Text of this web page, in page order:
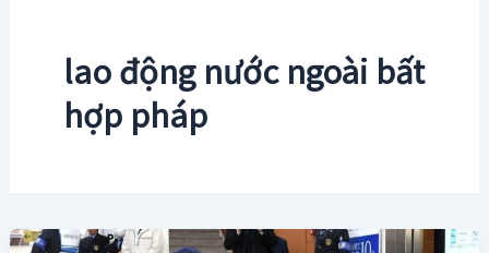
lao động nước ngoài bất
hợp pháp